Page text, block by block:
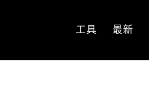
工具 最新